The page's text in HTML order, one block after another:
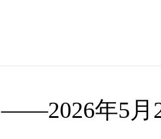
——2026年5月